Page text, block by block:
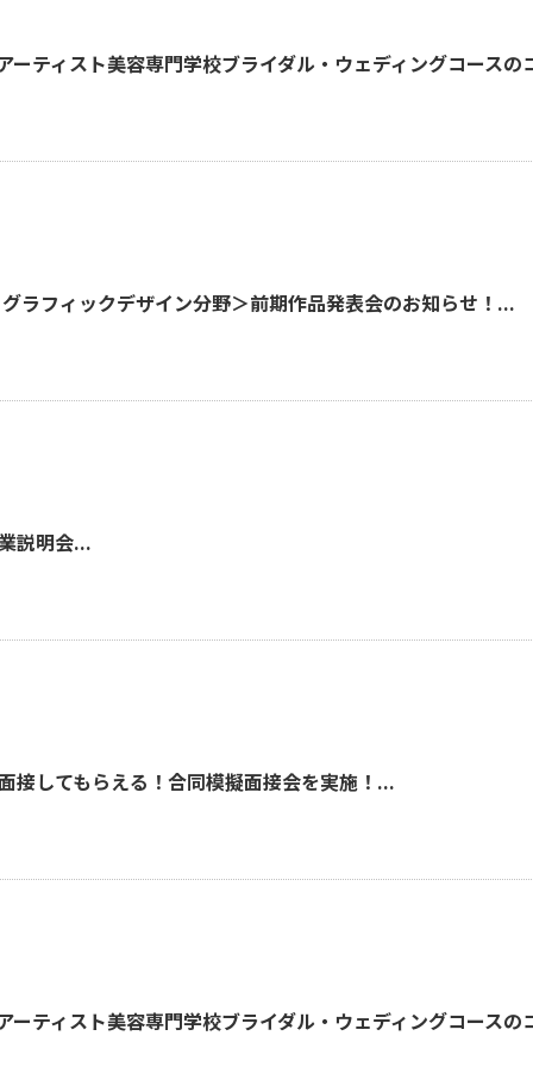
ティスト美容専門学校ブライダル・ウェディングコースの
ラフィックデザイン分野＞前期作品発表会のお知らせ！...
説明会...
接してもらえる！合同模擬面接会を実施！...
ティスト美容専門学校ブライダル・ウェディングコースの